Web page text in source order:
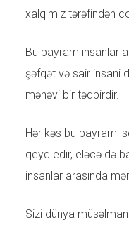
xalqımız tərəfindən
Bu bayram insanlar
şəfqət və sair insani
mənəvi bir tədbirdir.
Hər kəs bu bayramı
qeyd edir, eləcə də
insanlar arasında
Sizi dünya